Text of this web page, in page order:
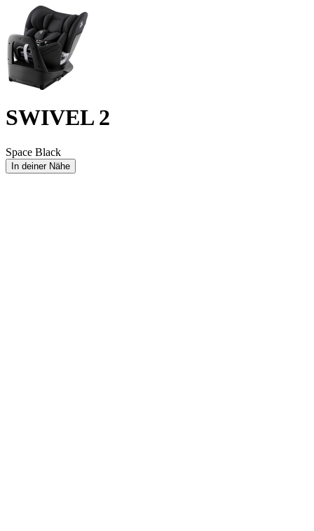
SWIVEL 2
Space Black
In deiner Nähe